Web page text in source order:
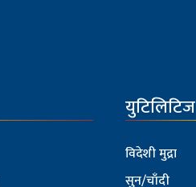
युटिलिटिज
विदेशी मुद्रा
सुन/चाँदी